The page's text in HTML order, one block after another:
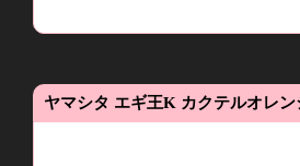
ヤマシタ エギ王K カクテルオレン